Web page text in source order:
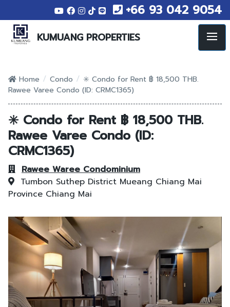
+66 93 042 9054
KUMUANG PROPERTIES
Home / Condo / ✳️ Condo for Rent ฿ 18,500 THB.
Rawee Varee Condo (ID: CRMC1365)
✳️ Condo for Rent ฿ 18,500 THB.
Rawee Varee Condo (ID:
CRMC1365)
Rawee Waree Condominium
Tumbon Suthep District Mueang Chiang Mai
Province Chiang Mai